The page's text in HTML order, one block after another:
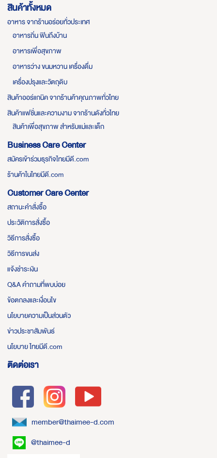
สินค้าทั้งหมด
อาหาร จากร้านอร่อยทั่วประเทศ
อาหารถิ่น ฟินถึงบ้าน
อาหารเพื่อสุขภาพ
อาหารว่าง ขนมหวาน เครื่องดื่ม
เครื่องปรุงและวัตถุดิบ
สินค้าออร์แกนิค จากร้านค้าคุณภาพทั่วไทย
สินค้าแฟชั่นและความงาม จากร้านดังทั่วไทย
สินค้าเพื่อสุขภาพ สำหรับแม่และเด็ก
Business Care Center
สมัครเข้าร่วมธุรกิจไทยมีดี.com
ร้านค้าในไทยมีดี.com
Customer Care Center
สถานะคำสั่งซื้อ
ประวัติการสั่งซื้อ
วิธีการสั่งซื้อ
วิธีการขนส่ง
แจ้งชำระเงิน
Q&A คำถามที่พบบ่อย
ข้อตกลงและเงื่อนไข
นโยบายความเป็นส่วนตัว
ข่าวประชาสัมพันธ์
นโยบาย ไทยมีดี.com
ติดต่อเรา
member@thaimee-d.com
@thaimee-d